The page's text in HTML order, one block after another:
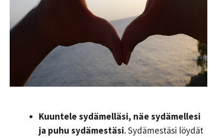
Kuuntele sydämelläsi, näe sydämellesi
ja puhu sydämestäsi. Sydämestäsi löydät